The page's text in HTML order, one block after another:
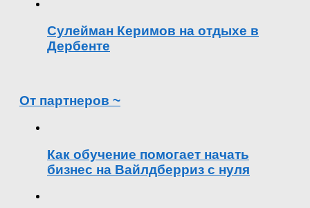
Сулейман Керимов на отдыхе в
Дербенте
От партнеров ~
Как обучение помогает начать
бизнес на Вайлдберриз с нуля